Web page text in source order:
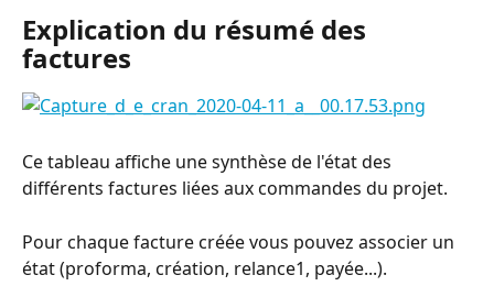
Explication du résumé des
factures
Ce tableau affiche une synthèse de l'état des
différents factures liées aux commandes du projet.
Pour chaque facture créée vous pouvez associer un
état (proforma, création, relance1, payée...).